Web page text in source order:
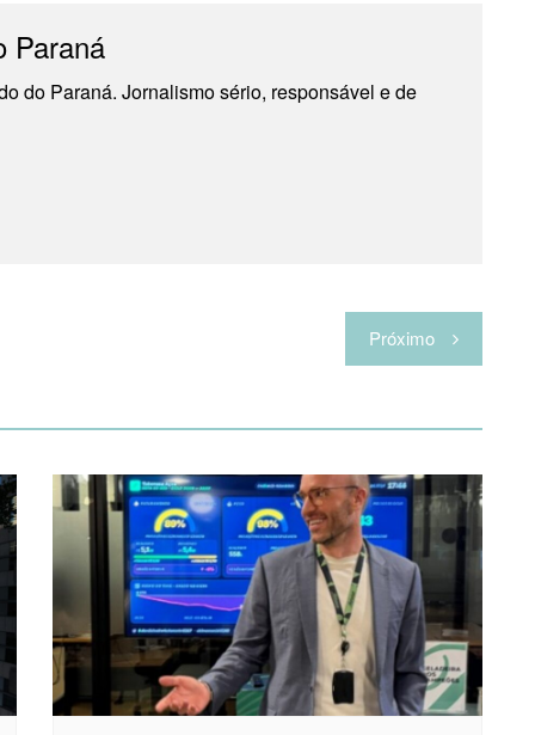
Paraná
do Paraná. Jornalismo sério, responsável e de
Próximo